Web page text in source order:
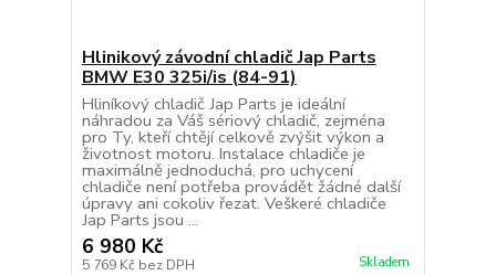
Hlinikový závodní chladič Jap Parts
BMW E30 325i/is (84-91)
Hliníkový chladič Jap Parts je ideální
náhradou za Váš sériový chladič, zejména
pro Ty, kteří chtějí celkově zvýšit výkon a
životnost motoru. Instalace chladiče je
maximálně jednoduchá, pro uchycení
chladiče není potřeba provádět žádné další
úpravy ani cokoliv řezat. Veškeré chladiče
Jap Parts jsou ...
6 980 Kč
5 769 Kč bez DPH Skladem